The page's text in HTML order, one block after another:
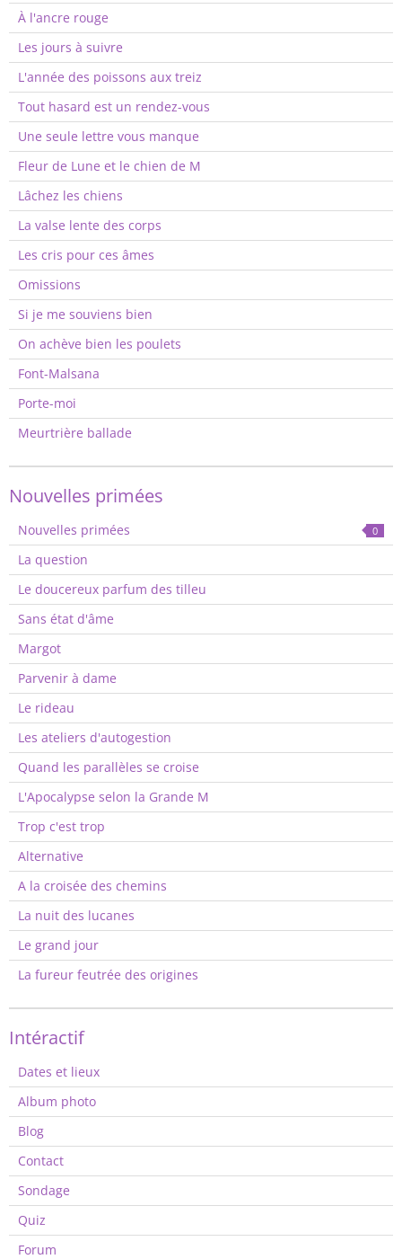
À l'ancre rouge
Les jours à suivre
L'année des poissons aux treiz
Tout hasard est un rendez-vous
Une seule lettre vous manque
Fleur de Lune et le chien de M
Lâchez les chiens
La valse lente des corps
Les cris pour ces âmes
Omissions
Si je me souviens bien
On achève bien les poulets
Font-Malsana
Porte-moi
Meurtrière ballade
Nouvelles primées
Nouvelles primées 0
La question
Le doucereux parfum des tilleu
Sans état d'âme
Margot
Parvenir à dame
Le rideau
Les ateliers d'autogestion
Quand les parallèles se croise
L'Apocalypse selon la Grande M
Trop c'est trop
Alternative
A la croisée des chemins
La nuit des lucanes
Le grand jour
La fureur feutrée des origines
Intéractif
Dates et lieux
Album photo
Blog
Contact
Sondage
Quiz
Forum